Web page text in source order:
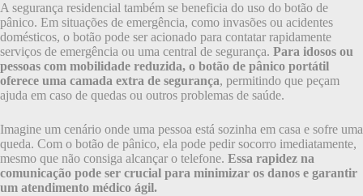
A segurança residencial também se beneficia do uso do botão de
pânico. Em situações de emergência, como invasões ou acidentes
domésticos, o botão pode ser acionado para contatar rapidamente
serviços de emergência ou uma central de segurança. Para idosos ou
pessoas com mobilidade reduzida, o botão de pânico portátil
oferece uma camada extra de segurança, permitindo que peçam
ajuda em caso de quedas ou outros problemas de saúde.
Imagine um cenário onde uma pessoa está sozinha em casa e sofre uma
queda. Com o botão de pânico, ela pode pedir socorro imediatamente,
mesmo que não consiga alcançar o telefone. Essa rapidez na
comunicação pode ser crucial para minimizar os danos e garantir
um atendimento médico ágil.